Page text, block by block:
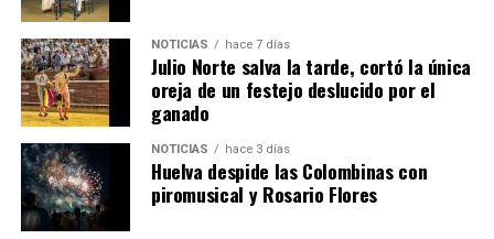
NOTICIAS hace 7 días
Julio Norte salva la tarde, cortó la única
oreja de un festejo deslucido por el
ganado
NOTICIAS hace 3 días
Huelva despide las Colombinas con
piromusical y Rosario Flores